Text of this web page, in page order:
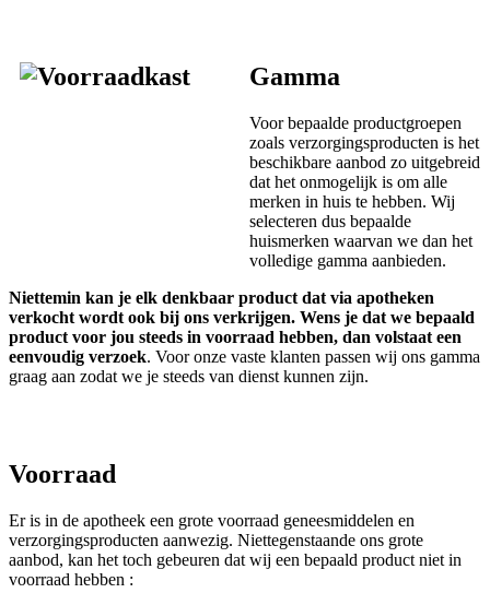
Gamma
Voor bepaalde productgroepen
zoals verzorgingsproducten is het
beschikbare aanbod zo uitgebreid
dat het onmogelijk is om alle
merken in huis te hebben. Wij
selecteren dus bepaalde
huismerken waarvan we dan het
volledige gamma aanbieden.
Niettemin kan je elk denkbaar product dat via apotheken
verkocht wordt ook bij ons verkrijgen. Wens je dat we bepaald
product voor jou steeds in voorraad hebben, dan volstaat een
eenvoudig verzoek. Voor onze vaste klanten passen wij ons gamma
graag aan zodat we je steeds van dienst kunnen zijn.
Voorraad
Er is in de apotheek een grote voorraad geneesmiddelen en
verzorgingsproducten aanwezig. Niettegenstaande ons grote
aanbod, kan het toch gebeuren dat wij een bepaald product niet in
voorraad hebben :